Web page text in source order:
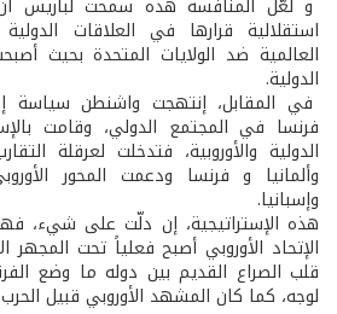
استقلالية قرارها في العلاقات
العالمية ضد الولايات المتحدة بحيث
الدولية.
في المقابل، إنتهجت واشنطن سياسة
فرنسا في المجتمع الدولي، وقامت
الدولية والأوروبية، فتدخلت لعرقلة
وألمانيا و فرنسا ودعمت المحور
وإسبانيا.
هذه الإستراتيجية، إن دلّت على شيء،
الإتحاد الأوروبي أصبح فعلياً تحت
قلب الصراع القديم بين دوله ما وضع
لوجه، كما كان المشهد الأوروبي قبيل الحرب